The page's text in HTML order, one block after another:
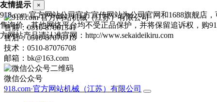
售前：0510-87061341
售后：0510-87076718
技术：0510-87076708
邮箱：bk@163.com
微信公众号
918.com·官方网站机械（江苏）有限公司
友情提示 ×
918.com·官方网站公司官方宣传网站为公司官网和1688旗舰店
售询价，其他网络平台均不受正品保护，并将保留追诉权，购
方网站产品请认准官网：http://www.sekaideikiru.com